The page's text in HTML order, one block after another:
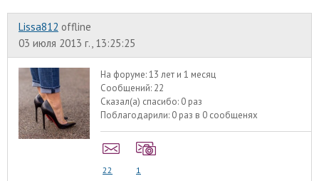
Lissa812 offline
03 июля 2013 г., 13:25:25
На форуме:13 лет и 1 месяц
Сообщений: 22
Сказал(а) спасибо: 0 раз
Поблагодарили: 0 раз в 0 сообщенях
22 1